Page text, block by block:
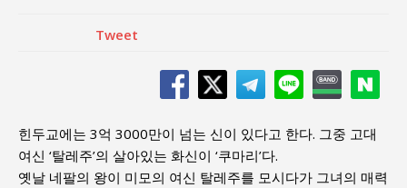
Tweet
힌두교에는 3억 3000만이 넘는 신이 있다고 한다. 그중 고대
여신 ‘탈레주’의 살아있는 화신이 ‘쿠마리’다.
옛날 네팔의 왕이 미모의 여신 탈레주를 모시다가 그녀의 매력